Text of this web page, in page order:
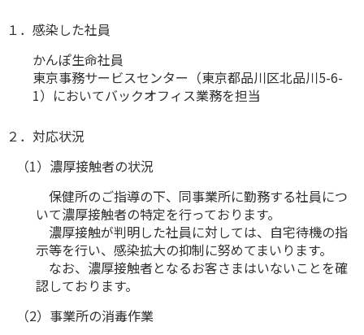
入院保険金・手術保険金のご請求
お手続き一覧
きっかけ・できごとから探す
マイページでできること
新規登録
ログイン
終身保険
養老保険
定期保険
長寿支援保険
お見積りシミュレーション
資料請求
【まずはご相談ください】企業経営でお悩みの方はこ
ちら
法人のお客さま向け商品一覧
お役立ち情報
かんぽ生命の団体取扱い
法人向け資料請求
お問い合わせ先
お役立ち情報
保険
医療
お金
子育て
ライフプラン
かんぽ生命について
ご挨拶
経営理念・経営戦略
会社概要
財務情報
株主・投資家のみなさまへ
お問い合わせ
サステナビリティ
株主・投資家のみなさまへ
採用情報
１．感染した社員
かんぽ生命社員
東京事務サービスセンター（東京都品川区北品川5-6-
1）においてバックオフィス業務を担当
２．対応状況
（1）濃厚接触者の状況
保健所のご指導の下、同事業所に勤務する社員につ
いて濃厚接触者の特定を行っております。
濃厚接触が判明した社員に対しては、自宅待機の指
示等を行い、感染拡大の抑制に努めてまいります。
なお、濃厚接触者となるお客さまはいないことを確
認しております。
（2）事業所の消毒作業